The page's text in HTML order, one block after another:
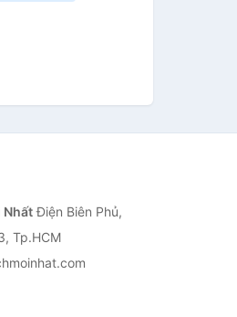
NhấtĐiện Biên Phủ,
Tp.HCM